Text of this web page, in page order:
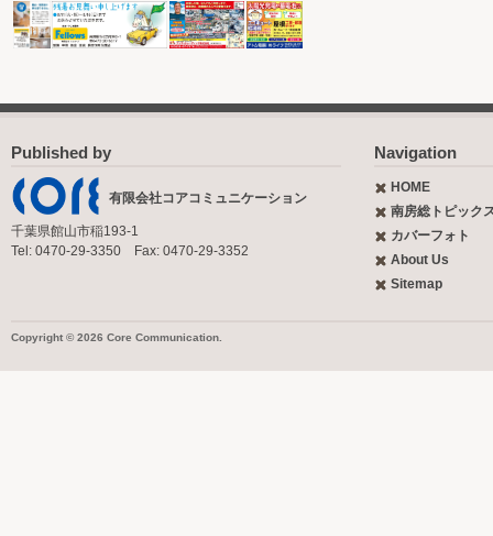
Published by
有限会社コアコミュニケーション
千葉県館山市稲193-1
Tel: 0470-29-3350 Fax: 0470-29-3352
Navigation
HOME
南房総トピック
カバーフォト
About Us
Sitemap
Copyright © 2026 Core Communication.